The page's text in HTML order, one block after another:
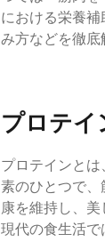
における栄養
み方などを徹底
プロテイ
プロテインと
素のひとつで
康を維持し、美
現代の食生活で